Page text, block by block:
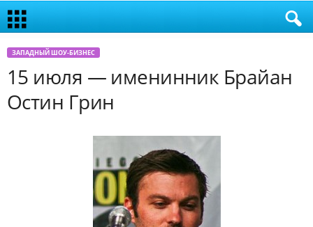
ЗАПАДНЫЙ ШОУ-БИЗНЕС
15 июля — именинник Брайан
Остин Грин